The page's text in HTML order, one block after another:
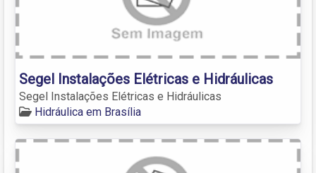
Segel Instalações Elétricas e Hidráulicas
Segel Instalações Elétricas e Hidráulicas
Hidráulica em Brasília